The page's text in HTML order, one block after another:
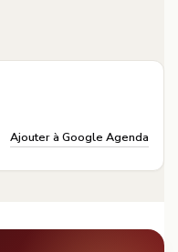
Ajouter à Google Agenda